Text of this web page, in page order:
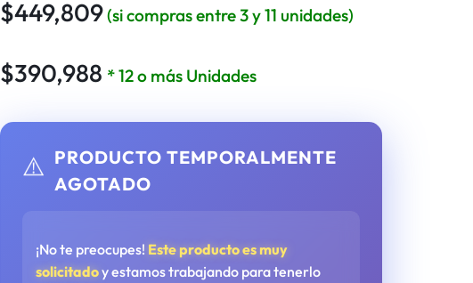
$449,809(si compras entre 3 y 11 unidades)
$390,988 * 12 o más Unidades
⚠️ PRODUCTO TEMPORALMENTE
AGOTADO
¡No te preocupes! Este producto es muy
solicitadoy estamos trabajando para tenerlo